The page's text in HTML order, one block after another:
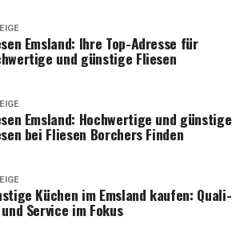
Ems­land: Ihre Top-Adres­se für
und güns­ti­ge Fliesen
Ems­land: Hoch­wer­ti­ge und güns­ti­ge
bei Flie­sen Bor­chers Finden
Küchen im Ems­land kau­fen: Qua­li­
Ser­vice im Fokus